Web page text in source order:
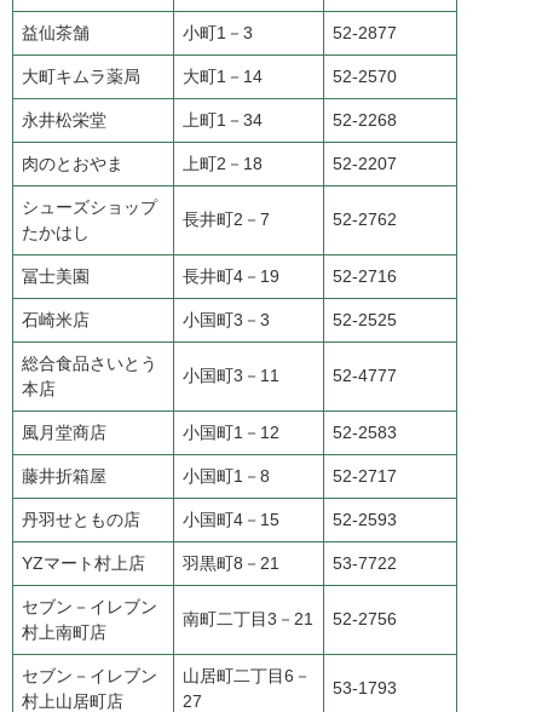
益仙茶舗 小町1－3 52-2877
大町キムラ薬局 大町1－14 52-2570
永井松栄堂 上町1－34 52-2268
肉のとおやま 上町2－18 52-2207
シューズショップ
たかはし
長井町2－7 52-2762
冨士美園 長井町4－19 52-2716
石崎米店 小国町3－3 52-2525
総合食品さいとう
本店
小国町3－11 52-4777
風月堂商店 小国町1－12 52-2583
藤井折箱屋 小国町1－8 52-2717
丹羽せともの店 小国町4－15 52-2593
YZマート村上店 羽黒町8－21 53-7722
セブン－イレブン
村上南町店
南町二丁目3－21 52-2756
セブン－イレブン
村上山居町店
山居町二丁目6－
27
53-1793